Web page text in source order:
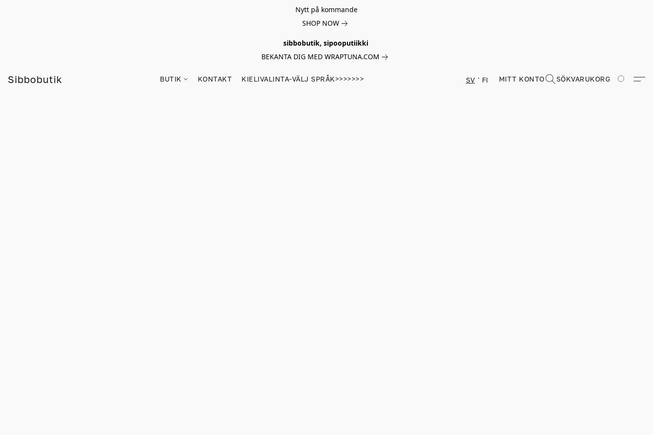
Nytt på kommande
SHOP NOW
sibbobutik, sipooputiikki
BEKANTA DIG MED WRAPTUNA.COM
Sibbobutik BUTIK KONTAKT KIELIVALINTA-VÄLJ SPRÅK>>>>>>> SV FI MITT KONTO SÖKVARUKORG